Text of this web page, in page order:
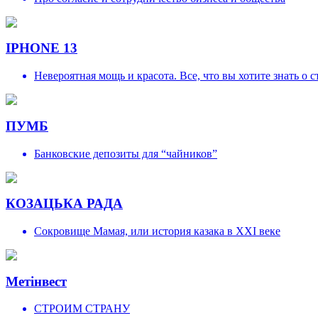
IPHONE 13
Невероятная мощь и красота. Все, что вы хотите знать о
ПУМБ
Банковские депозиты для “чайников”
КОЗАЦЬКА РАДА
Сокровище Мамая, или история казака в XXI веке
Метінвест
СТРОИМ СТРАНУ